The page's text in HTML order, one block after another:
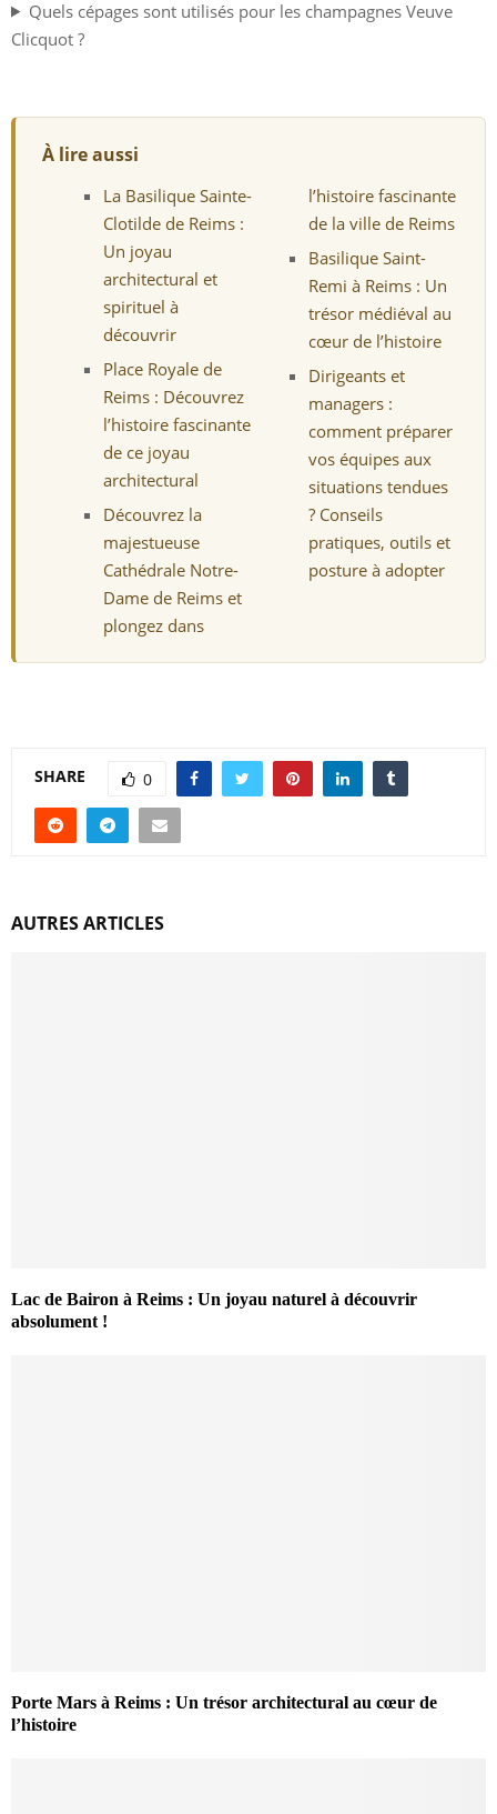
Quels cépages sont utilisés pour les champagnes Veuve
Clicquot ?
À lire aussi
La Basilique Sainte-
Clotilde de Reims :
Un joyau
architectural et
spirituel à
découvrir
Place Royale de
Reims : Découvrez
l’histoire fascinante
de ce joyau
architectural
Découvrez la
majestueuse
Cathédrale Notre-
Dame de Reims et
plongez dans
l’histoire fascinante
de la ville de Reims
Basilique Saint-
Remi à Reims : Un
trésor médiéval au
cœur de l’histoire
Dirigeants et
managers :
comment préparer
vos équipes aux
situations tendues
? Conseils
pratiques, outils et
posture à adopter
SHARE 0
AUTRES ARTICLES
Lac de Bairon à Reims : Un joyau naturel à découvrir
absolument !
Porte Mars à Reims : Un trésor architectural au cœur de
l’histoire